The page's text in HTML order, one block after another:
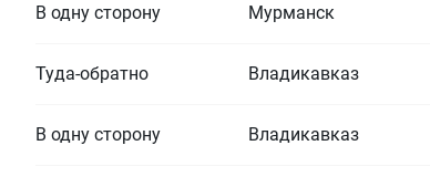
В одну сторону Мурманск
Туда-обратно Владикавказ
В одну сторону Владикавказ